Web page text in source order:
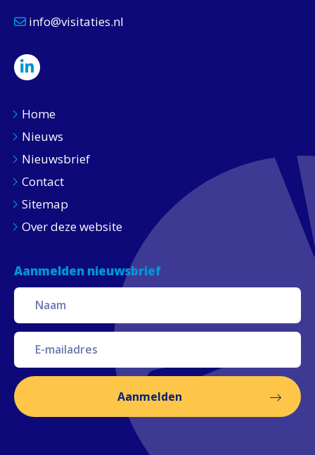
info@visitaties.nl
Home
Nieuws
Nieuwsbrief
Contact
Sitemap
Over deze website
Aanmelden nieuwsbrief
Aanmelden